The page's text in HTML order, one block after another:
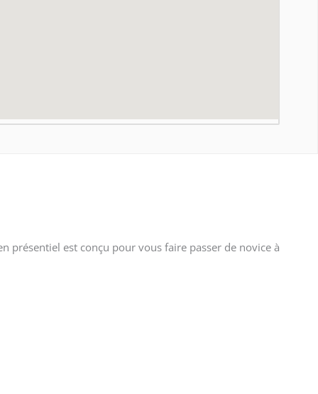
présentiel est conçu pour vous faire passer de novice à